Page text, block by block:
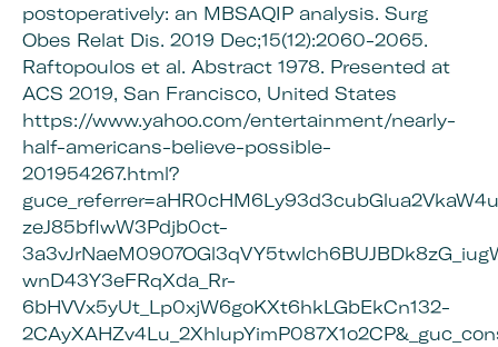
postoperatively: an MBSAQIP analysis. Surg
Obes Relat Dis. 2019 Dec;15(12):2060-2065.
Raftopoulos et al. Abstract 1978. Presented at
ACS 2019, San Francisco, United States
https://www.yahoo.com/entertainment/nearly-
half-americans-believe-possible-
201954267.html?
zeJ85bflwW3Pdjb0ct-
wnD43Y3eFRqXda_Rr-
6bHVVx5yUt_Lp0xjW6goKXt6hkLGbEkCn132-